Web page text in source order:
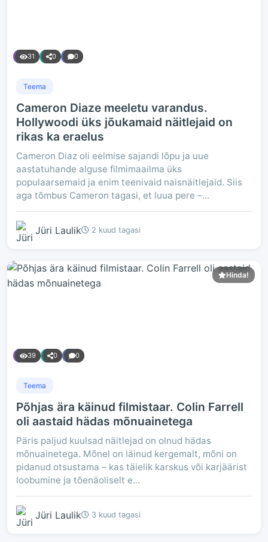
31 0 0
Teema
Cameron Diaze meeletu varandus.
Hollywoodi üks jõukamaid näitlejaid on
rikas ka eraelus
Cameron Diaz oli eelmise sajandi lõpu ja uue
aastatuhande alguse filmimaailma üks
populaarsemaid ja enim teenivaid naisnäitlejaid. Siis
aga tõmbus Cameron tagasi, et luua pere –...
Jüri Laulik 2 kuud tagasi
Hinda!
39 0 0
Teema
Põhjas ära käinud filmistaar. Colin Farrell
oli aastaid hädas mõnuainetega
Päris paljud kuulsad näitlejad on olnud hädas
mõnuainetega. Mõnel on läinud kergemalt, mõni on
pidanud otsustama – kas täielik karskus või karjäärist
loobumine ja tõenäoliselt e...
Jüri Laulik 3 kuud tagasi